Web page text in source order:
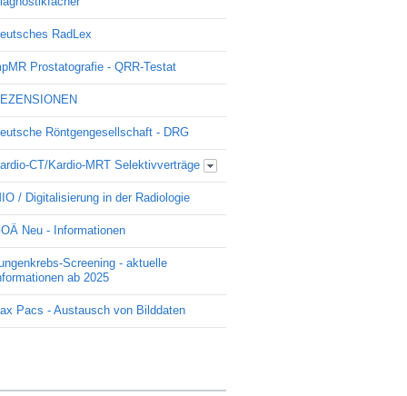
RadLex
Prostatografie - QRR-Testat
Röntgengesellschaft - DRG
CT/Kardio-MRT Selektivverträge
/ Digitalisierung in der Radiologie
Neu - Informationen
Screening - aktuelle
ab 2025
Pacs - Austausch von Bilddaten